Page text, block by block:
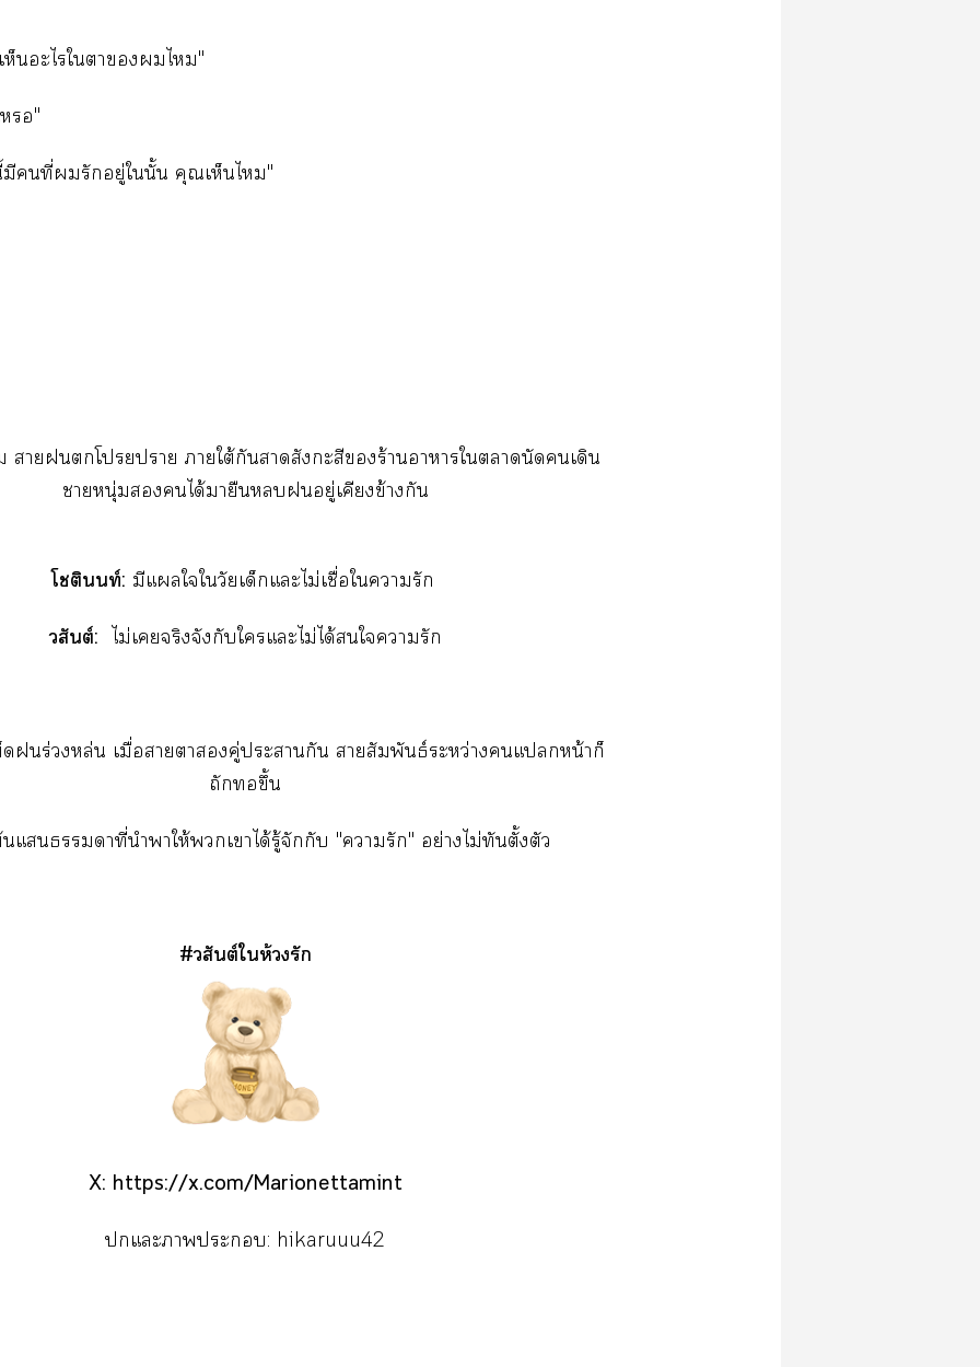
นะไใาไ"
คนที่รักอยู่ในั้น คุณเห็นไ"
าโา าใต้กันาสังกะสีร้านาาใานัดเดิน
าหนุ่มได้มายืนอยู่เคียงข้างกัน
โชตินนท์: มีแใใวัยเด็กแะไม่เชื่อใารัก
วสันต์: ไม่เจริงจังกับใแะไม่ได้ใารัก
ดร่วงหล่น เมื่อาาคู่ะากัน าสัมพันธ์ระหว่างแหน้าก็
ถักขึ้น
แาที่นำาให้เาได้รู้จักกับ "ารัก" อย่างไม่ทันตั้งตัว
#วสันต์ให้วงรัก
X: https://x.com/Marionettamint
แะาะ: hikaruuu42